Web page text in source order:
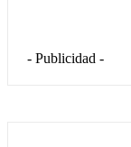
- Publicidad -